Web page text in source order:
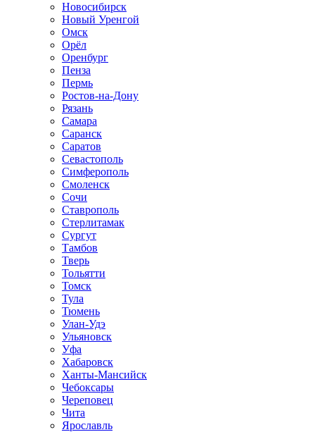
Новосибирск
Новый Уренгой
Омск
Орёл
Оренбург
Пенза
Пермь
Ростов-на-Дону
Рязань
Самара
Саранск
Саратов
Севастополь
Симферополь
Смоленск
Сочи
Ставрополь
Стерлитамак
Сургут
Тамбов
Тверь
Тольятти
Томск
Тула
Тюмень
Улан-Удэ
Ульяновск
Уфа
Хабаровск
Ханты-Мансийск
Чебоксары
Череповец
Чита
Ярославль